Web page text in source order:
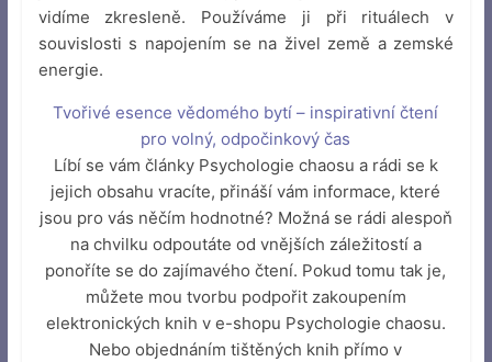
vidíme zkresleně. Používáme ji při rituálech v
souvislosti s napojením se na živel země a zemské
energie.
Tvořivé esence vědomého bytí – inspirativní čtení
pro volný, odpočinkový čas
Líbí se vám články Psychologie chaosu a rádi se k
jejich obsahu vracíte, přináší vám informace, které
jsou pro vás něčím hodnotné? Možná se rádi alespoň
na chvilku odpoutáte od vnějších záležitostí a
ponoříte se do zajímavého čtení. Pokud tomu tak je,
můžete mou tvorbu podpořit zakoupením
elektronických knih v e-shopu Psychologie chaosu.
Nebo objednáním tištěných knih přímo v